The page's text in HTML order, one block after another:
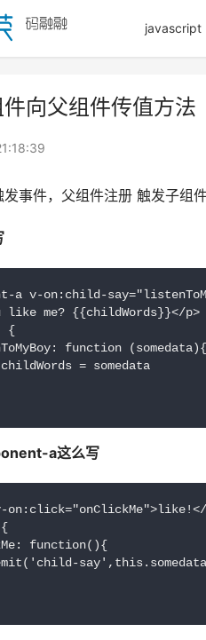
javascript
向父组件传值方法
发事件，父组件注册 触发子组
a v-on:child-
like me? {{childWords}}</p>
{
function (somedata){
= somedata
a这么写
{
function(){